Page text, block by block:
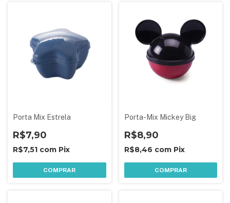
Porta Mix Estrela
R$7,90
R$7,51 com Pix
COMPRAR
Porta-Mix Mickey Big
R$8,90
R$8,46 com Pix
COMPRAR